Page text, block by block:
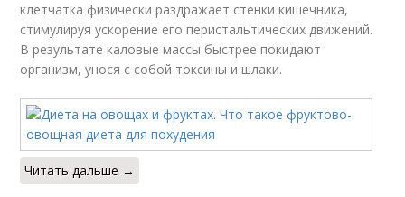
клетчатка физически раздражает стенки кишечника,
стимулируя ускорение его перистальтических движений.
В результате каловые массы быстрее покидают
организм, унося с собой токсины и шлаки.
Читать дальше →